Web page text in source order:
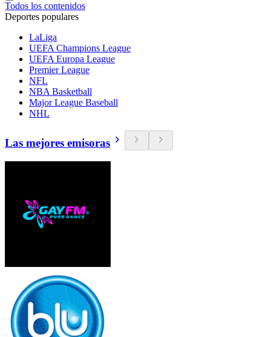
Todos los contenidos
Deportes populares
LaLiga
UEFA Champions League
UEFA Europa League
Premier League
NFL
NBA Basketball
Major League Baseball
NHL
Las mejores emisoras